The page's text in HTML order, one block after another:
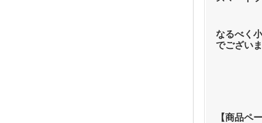
なるべく
でござい
【商品ペ